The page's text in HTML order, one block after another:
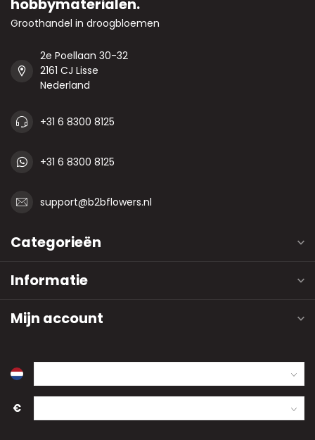
hobbymaterialen.
Groothandel in droogbloemen
2e Poellaan 30-32
2161 CJ Lisse
Nederland
+31 6 8300 8125
+31 6 8300 8125
support@b2bflowers.nl
Categorieën
Informatie
Mijn account
€